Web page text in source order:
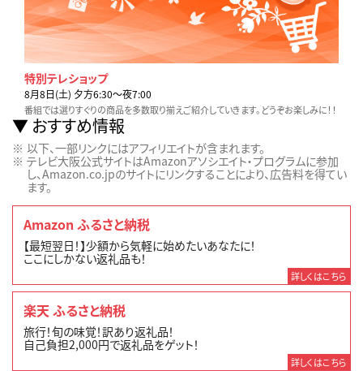
特別テレショップ
8月8日(土) 夕方6:30〜夜7:00
番組では選りすぐりの商品を多数取り揃えご紹介していきます。どうぞお楽しみに！！
おすすめ情報
以下、一部リンクにはアフィリエイトが含まれます。
テレビ大阪公式サイトはAmazonアソシエイト・プログラムに参加
し、Amazon.co.jpのサイトにリンクすることにより、広告料を得てい
ます。
Amazon ふるさと納税
【最短翌日！】少額から気軽に始めたいあなたに！
ここにしかない返礼品も！
詳しくはこちら
楽天 ふるさと納税
旅行！旬の味覚！訳あり返礼品！
自己負担2,000円で返礼品をゲット！
詳しくはこちら